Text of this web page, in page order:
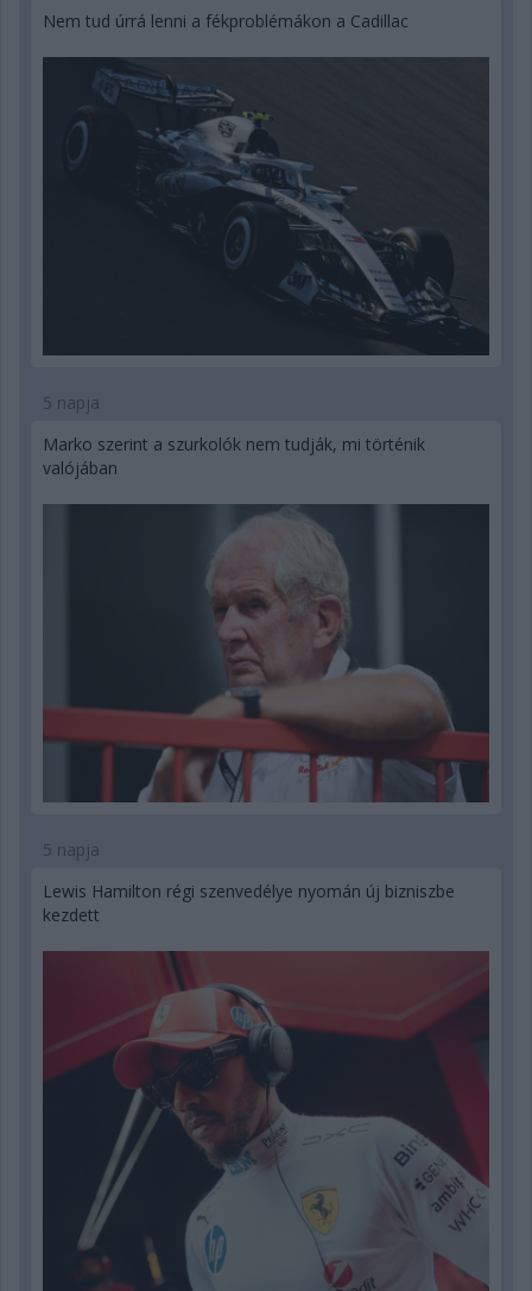
Nem tud úrrá lenni a fékproblémákon a Cadillac
5 napja
Marko szerint a szurkolók nem tudják, mi történik
valójában
5 napja
Lewis Hamilton régi szenvedélye nyomán új bizniszbe
kezdett